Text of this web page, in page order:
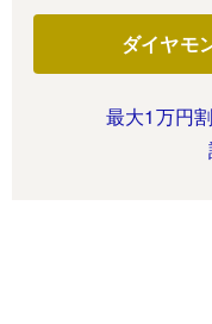
ダイヤモ
最大1万円